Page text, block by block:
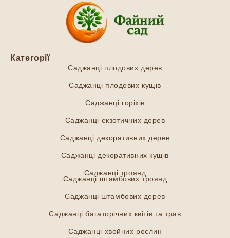
Категорії
Саджанці плодових дерев
Саджанці плодових кущів
Саджанці горіхів
Саджанці екзотичних дерев
Саджанці декоративних дерев
Саджанці декоративних кущів
Саджанці троянд
Саджанці штамбових троянд
Саджанці штамбових дерев
Саджанці багаторічних квітів та трав
Саджанці хвойних рослин